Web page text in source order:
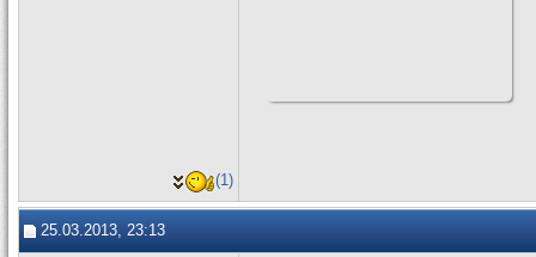
(1)
25.03.2013, 23:13